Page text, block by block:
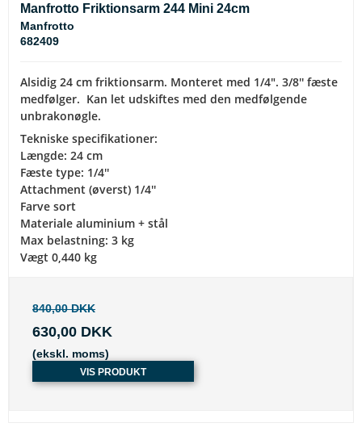
Manfrotto Friktionsarm 244 Mini 24cm
Manfrotto
682409
Alsidig 24 cm friktionsarm. Monteret med 1/4". 3/8'' fæste
medfølger. Kan let udskiftes med den medfølgende
unbrakonøgle.
Tekniske specifikationer:
Længde: 24 cm
Fæste type: 1/4''
Attachment (øverst) 1/4''
Farve sort
Materiale aluminium + stål
Max belastning: 3 kg
Vægt 0,440 kg
840,00 DKK
630,00 DKK
(ekskl. moms)
VIS PRODUKT